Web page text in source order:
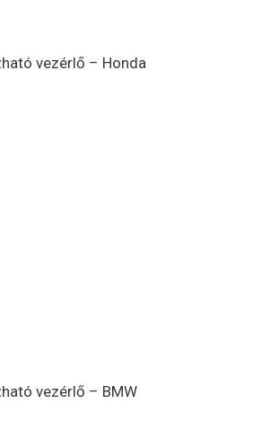
vezérlő – Honda
vezérlő – BMW